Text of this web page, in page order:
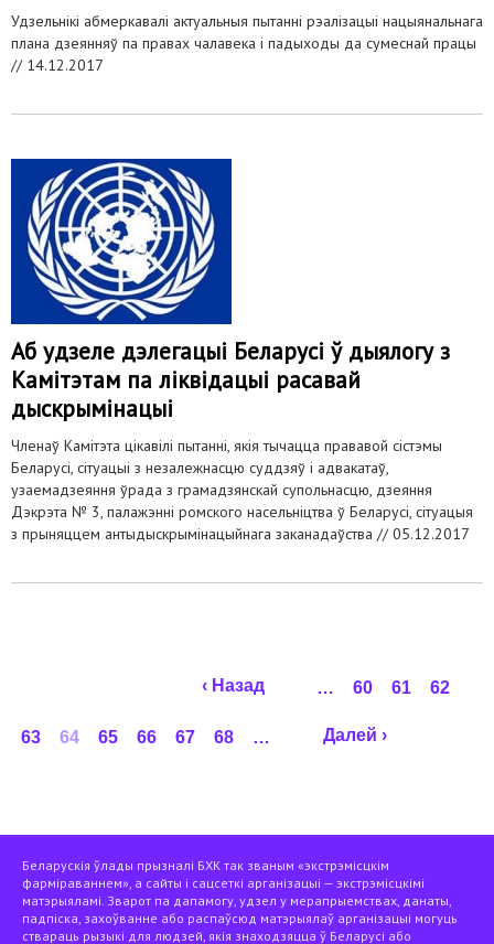
Удзельнікі абмеркавалі актуальныя пытанні рэалізацыі нацыянальнага
плана дзеянняў па правах чалавека і падыходы да сумеснай працы
// 14.12.2017
Аб удзеле дэлегацыі Беларусі ў дыялогу з
Камітэтам па ліквідацыі расавай
дыскрымінацыі
Членаў Камітэта цікавілі пытанні, якія тычацца прававой сістэмы
Беларусі, сітуацыі з незалежнасцю суддзяў і адвакатаў,
узаемадзеяння ўрада з грамадзянскай супольнасцю, дзеяння
Дэкрэта № 3, палажэнні ромского насельніцтва ў Беларусі, сітуацыя
з прыняццем антыдыскрымінацыйнага заканадаўства //05.12.2017
‹ Назад … 60 61 62
63 64 65 66 67 68 … Далей ›
Беларускія ўлады прызналі БХК так званым «экстрэмісцкім
фарміраваннем», а сайты і сацсеткі арганізацыі — экстрэмісцкімі
матэрыяламі. Зварот па дапамогу, удзел у мерапрыемствах, данаты,
падпіска, захоўванне або распаўсюд матэрыялаў арганізацыі могуць
ствараць рызыкі для людзей, якія знаходзяцца ў Беларусі або